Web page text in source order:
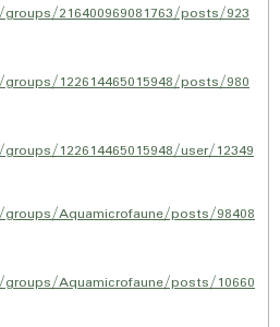
216400969081763/posts/923
122614465015948/posts/980
122614465015948/user/12349
Aquamicrofaune/posts/98408
Aquamicrofaune/posts/10660